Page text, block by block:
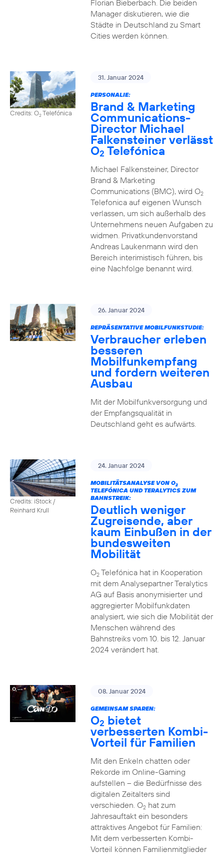
Florian Bieberbach. Die beiden
Manager diskutieren, wie die
Städte in Deutschland zu Smart
Cities werden können.
Credits: O2Telefónica
31. Januar 2024
PERSONALIE:
Brand & Marketing
Communications-
Director Michael
Falkensteiner verlässt
O2 Telefónica
Michael Falkensteiner, Director
Brand & Marketing
Communications (BMC), wird O2
Telefonica auf eigenen Wunsch
verlassen, um sich außerhalb des
Unternehmens neuen Aufgaben zu
widmen. Privatkundenvorstand
Andreas Laukenmann wird den
Bereich interimistisch führen, bis
eine Nachfolge benannt wird.
26. Januar 2024
REPRÄSENTATIVE MOBILFUNKSTUDIE:
Verbraucher erleben
besseren
Mobilfunkempfang
und fordern weiteren
Ausbau
Mit der Mobilfunkversorgung und
der Empfangsqualität in
Deutschland geht es aufwärts.
Credits: iStock /
Reinhard Krull
24. Januar 2024
MOBILITÄTSANALYSE VON O2
TELEFÓNICA UND TERALYTICS ZUM
BAHNSTREIK:
Deutlich weniger
Zugreisende, aber
kaum Einbußen in der
bundesweiten
Mobilität
O2Telefónica hat in Kooperation
mit dem Analysepartner Teralytics
AG auf Basis anonymisierter und
aggregierter Mobilfunkdaten
analysiert, wie sich die Mobilität der
Menschen während des
Bahnstreiks vom 10. bis 12. Januar
2024 verändert hat.
08. Januar 2024
GEMEINSAM SPAREN:
O2 bietet
verbesserten Kombi-
Vorteil für Familien
Mit den Enkeln chatten oder
Rekorde im Online-Gaming
aufstellen – die Bedürfnisse des
digitalen Zeitalters sind
verschieden. O2hat zum
Jahresauftakt ein besonders
attraktives Angebot für Familien:
Mit dem verbesserten Kombi-
Vorteil können Familienmitglieder